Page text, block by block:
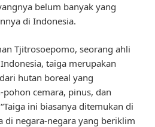
belum banyak yang
di Indonesia.
Tjitrosoepomo, seorang ahli
taiga merupakan
hutan boreal yang
cemara, pinus, dan
ini biasanya ditemukan di
di negara-negara yang beriklim